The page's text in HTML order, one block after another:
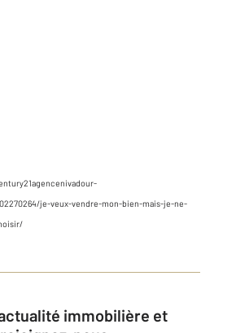
je-veux-vendre-mon-bien-mais-je-ne-